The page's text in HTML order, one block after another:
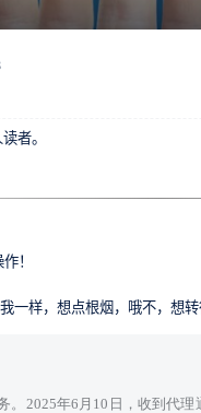
者。
！
一样，想点根烟，哦不，想
2025年6月10日，收到代